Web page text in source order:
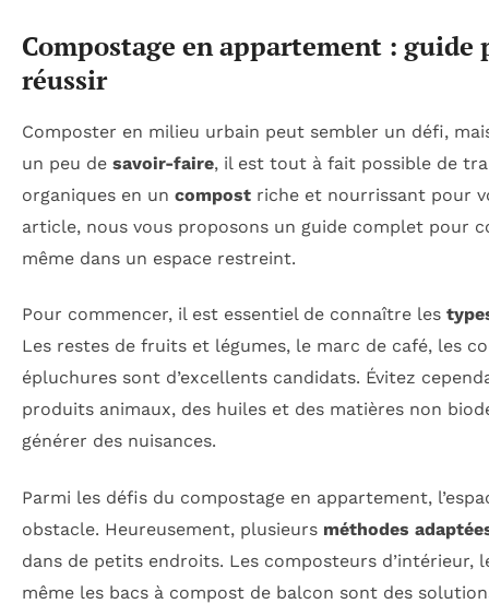
Compostage en appartement :
réussir
Composter en milieu urbain peut sembler un défi,
un peu de savoir-faire, il est tout à fait possible de
organiques en un compost riche et nourrissant pour
article, nous vous proposons un guide complet pour
même dans un espace restreint.
Pour commencer, il est essentiel de connaître les
Les restes de fruits et légumes, le marc de café, les
épluchures sont d’excellents candidats. Évitez
produits animaux, des huiles et des matières non
générer des nuisances.
Parmi les défis du compostage en appartement,
obstacle. Heureusement, plusieurs méthodes
dans de petits endroits. Les composteurs d’intérieur,
même les bacs à compost de balcon sont des